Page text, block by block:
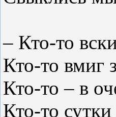
– Кто-то
Кто-то вмиг
Кто-то – в
Кто-то сутки